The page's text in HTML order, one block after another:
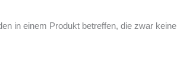
in einem Produkt betreffen, die zwar keine